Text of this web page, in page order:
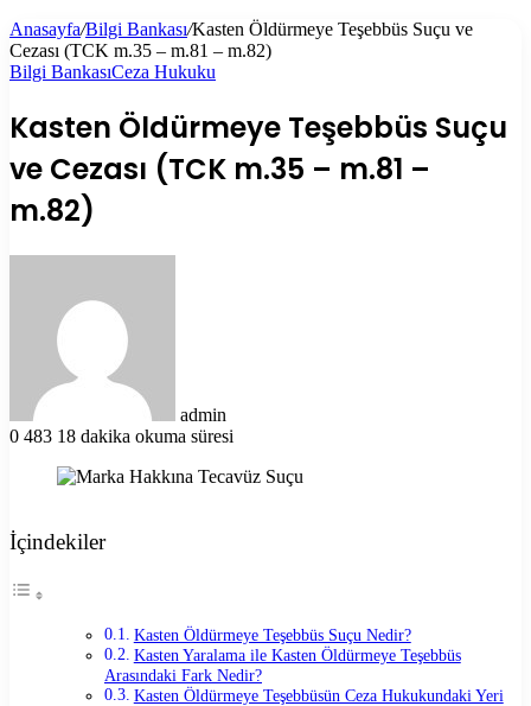
Anasayfa/Bilgi Bankası/Kasten Öldürmeye Teşebbüs Suçu ve
Cezası (TCK m.35 – m.81 – m.82)
Bilgi BankasıCeza Hukuku
Kasten Öldürmeye Teşebbüs Suçu
ve Cezası (TCK m.35 – m.81 –
m.82)
admin
0 483 18 dakika okuma süresi
İçindekiler
Kasten Öldürmeye Teşebbüs Suçu Nedir?
Kasten Yaralama ile Kasten Öldürmeye Teşebbüs
Arasındaki Fark Nedir?
Kasten Öldürmeye Teşebbüsün Ceza Hukukundaki Yeri